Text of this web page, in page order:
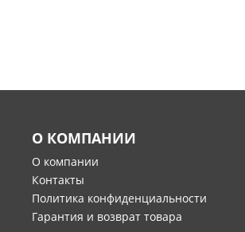
О КОМПАНИИ
О компании
Контакты
Политика конфиденциальности
Гарантия и возврат товара